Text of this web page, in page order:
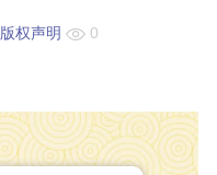
版权声明 0